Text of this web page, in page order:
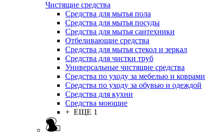
Чистящие средства
Средства для мытья пола
Средства для мытья посуды
Средства для мытья сантехники
Отбеливающие средства
Средства для мытья стекол и зеркал
Средства для чистки труб
Универсальные чистящие средства
Средства по уходу за мебелью и коврами
Средства по уходу за обувью и одеждой
Средства для кухни
Средства моющие
+ ЕЩЕ 1